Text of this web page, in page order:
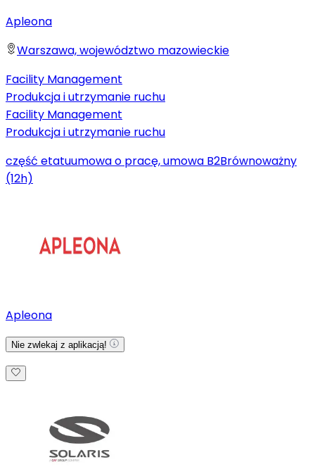
Apleona
Warszawa, województwo mazowieckie
Facility Management
Produkcja i utrzymanie ruchu
Facility Management
Produkcja i utrzymanie ruchu
część etatuumowa o pracę, umowa B2Brównoważny
(12h)
Apleona
Nie zwlekaj z aplikacją!